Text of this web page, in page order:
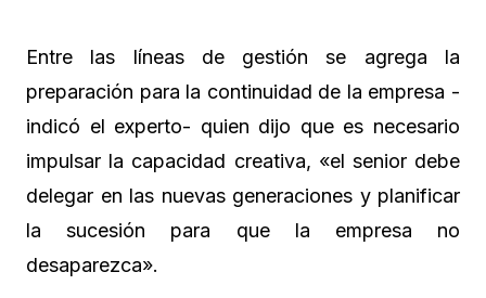
Entre las líneas de gestión se agrega la
preparación para la continuidad de la empresa -
indicó el experto- quien dijo que es necesario
impulsar la capacidad creativa, «el senior debe
delegar en las nuevas generaciones y planificar
la sucesión para que la empresa no
desaparezca».